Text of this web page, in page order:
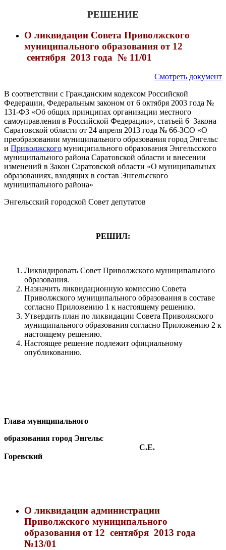
РЕШЕНИЕ
О ликвидации Совета Приволжского
муниципального образования от 12
сентября 2013 года № 11/01
Смотреть документ
В соответствии с Гражданским кодексом Российской
Федерации, Федеральным законом от 6 октября 2003 года №
131-ФЗ «Об общих принципах организации местного
самоуправления в Российской Федерации», статьей 6 Закона
Саратовской области от 24 апреля 2013 года № 66-ЗСО «О
преобразовании муниципального образования город Энгельс
и Приволжского муниципального образования Энгельсского
муниципального района Саратовской области и внесении
изменений в Закон Саратовской области «О муниципальных
образованиях, входящих в состав Энгельсского
муниципального района»
Энгельсский городской Совет депутатов
РЕШИЛ:
Ликвидировать Совет Приволжского муниципального
образования.
Назначить ликвидационную комиссию Совета
Приволжского муниципального образования в составе
согласно Приложению 1 к настоящему решению.
Утвердить план по ликвидации Совета Приволжского
муниципального образования согласно Приложению 2 к
настоящему решению.
Настоящее решение подлежит официальному
опубликованию.
Глава муниципального
образования город Энгельс
С.Е.
Горевский
О ликвидации администрации
Приволжского муниципального
образования от 12 сентября 2013 года
№13/01